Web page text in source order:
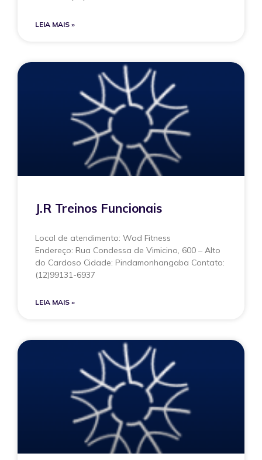
LEIA MAIS »
J.R Treinos Funcionais
Local de atendimento: Wod Fitness
Endereço: Rua Condessa de Vimicino, 600 – Alto
do Cardoso Cidade: Pindamonhangaba Contato:
(12)99131-6937
LEIA MAIS »